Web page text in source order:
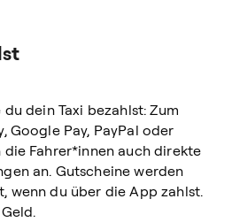
dein Taxi bezahlst: Zum
Google Pay, PayPal oder
die Fahrer*innen auch direkte
an. Gutscheine werden
wenn du über die App zahlst.